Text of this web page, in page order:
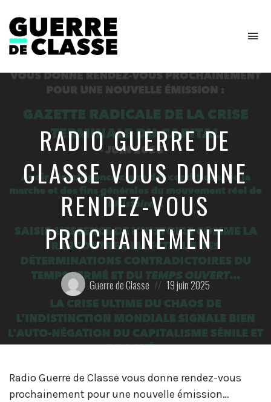
de
l'économie
RADIO GUERRE DE
CLASSE VOUS DONNE
RENDEZ-VOUS
PROCHAINEMENT
Posté
par:
Guerre de Classe
Posted
on
19 juin 2025
Radio Guerre de Classe vous donne rendez-vous
prochainement pour une nouvelle émission…